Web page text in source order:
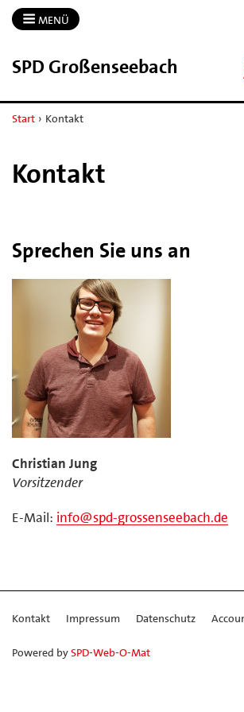
MENÜ
SPD Großenseebach
Start › Kontakt
Kontakt
Sprechen Sie uns an
Christian Jung
Vorsitzender
E-Mail: info@spd-grossenseebach.de
Kontakt Impressum Datenschutz
Powered bySPD-Web-O-Mat